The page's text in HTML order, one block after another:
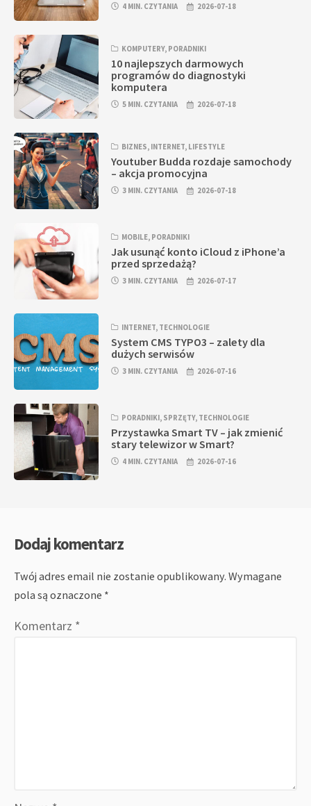
4 MIN. CZYTANIA 2026-07-18
KOMPUTERY, PORADNIKI
10 najlepszych darmowych
programów do diagnostyki
komputera
5 MIN. CZYTANIA 2026-07-18
BIZNES, INTERNET, LIFESTYLE
Youtuber Budda rozdaje samochody
– akcja promocyjna
3 MIN. CZYTANIA 2026-07-18
MOBILE, PORADNIKI
Jak usunąć konto iCloud z iPhone’a
przed sprzedażą?
3 MIN. CZYTANIA 2026-07-17
INTERNET, TECHNOLOGIE
System CMS TYPO3 – zalety dla
dużych serwisów
3 MIN. CZYTANIA 2026-07-16
PORADNIKI, SPRZĘTY, TECHNOLOGIE
Przystawka Smart TV – jak zmienić
stary telewizor w Smart?
4 MIN. CZYTANIA 2026-07-16
Dodaj komentarz
Twój adres email nie zostanie opublikowany. Wymagane
pola są oznaczone *
Komentarz *